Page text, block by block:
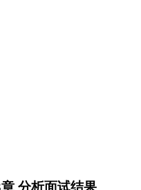
分析面试结果